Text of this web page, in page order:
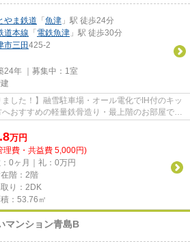
やま鉄道 「 魚津 」駅 徒歩24分
道本線 「 電鉄魚津 」駅 徒歩30分
市三田425-2
24年 ｜募集中： 1室
ました！】融雪駐車場・オール電化でIH付のキッ
おすすめの軽量鉄骨造り・最上階のお部屋で
万円
理費・共益費 5,000円)
0ヶ月｜礼：0万円
階：2階
り：2DK
：53.76㎡
マンション青島B